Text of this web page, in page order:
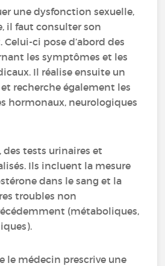
une dysfonction sexuelle,
il faut consulter son
ci pose d’abord des
les symptômes et les
Il réalise ensuite un
recherche également les
hormonaux, neurologiques
des tests urinaires et
Ils incluent la mesure
dans le sang et la
troubles non
(métaboliques,
le médecin prescrive une